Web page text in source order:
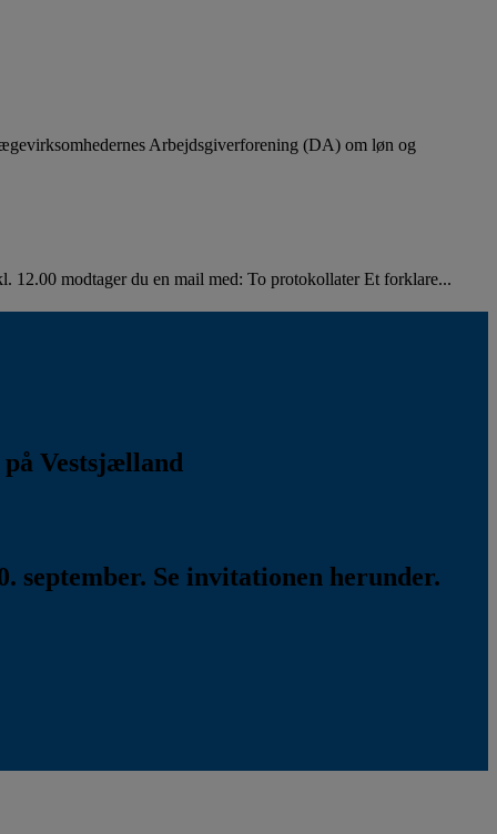
Arbejdsgiverforening (DA) om løn og
12.00 modtager du en mail med: To protokollater Et forklare...
Vestsjælland
september. Se invitationen herunder.